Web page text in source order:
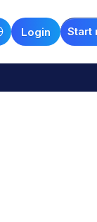
Start
Login